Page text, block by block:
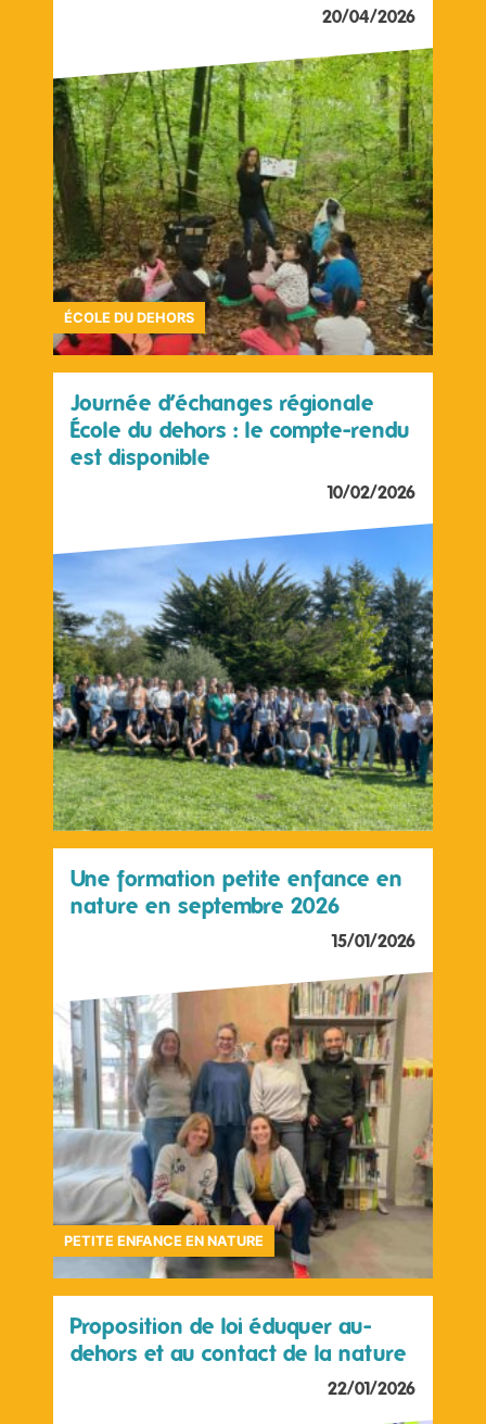
20/04/2026
ÉCOLE DU DEHORS
Journée d’échanges régionale
École du dehors : le compte-rendu
est disponible
10/02/2026
Une formation petite enfance en
nature en septembre 2026
15/01/2026
PETITE ENFANCE EN NATURE
Proposition de loi éduquer au-
dehors et au contact de la nature
22/01/2026